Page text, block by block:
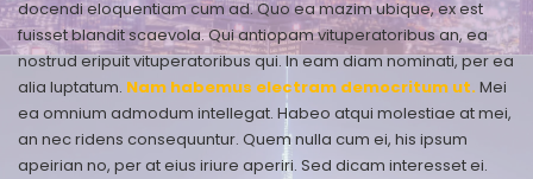
docendi eloquentiam cum ad. Quo ea mazim ubique, ex est
fuisset blandit scaevola. Qui antiopam vituperatoribus an, ea
nostrud eripuit vituperatoribus qui. In eam diam nominati, per ea
alia luptatum. Nam habemus electram democritum ut.Mei
ea omnium admodum intellegat. Habeo atqui molestiae at mei,
an nec ridens consequuntur. Quem nulla cum ei, his ipsum
apeirian no, per at eius iriure aperiri. Sed dicam interesset ei.